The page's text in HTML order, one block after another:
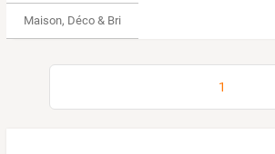
Maison, Déco & Bricolage
1